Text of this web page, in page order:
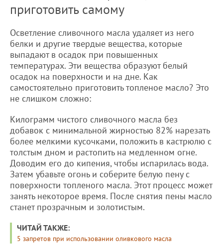
приготовить самому
Осветление сливочного масла удаляет из него
белки и другие твердые вещества, которые
выпадают в осадок при повышенных
температурах. Эти вещества образуют белый
осадок на поверхности и на дне. Как
самостоятельно приготовить топленое масло? Это
не слишком сложно:
Килограмм чистого сливочного масла без
добавок с минимальной жирностью 82% нарезать
более мелкими кусочками, положить в кастрюлю с
толстым дном и растопить на медленном огне.
Доводим его до кипения, чтобы испарилась вода.
Затем убавьте огонь и соберите белую пену с
поверхности топленого масла. Этот процесс может
занять некоторое время. После снятия пены масло
станет прозрачным и золотистым.
ЧИТАЙ ТАКЖЕ:
5 запретов при использовании оливкового масла